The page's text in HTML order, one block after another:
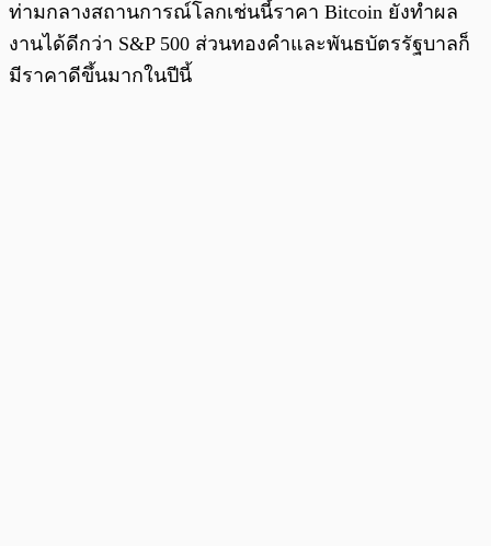
ท่ามกลางสถานการณ์โลกเช่นนี้ราคา Bitcoin ยังทำผล
งานได้ดีกว่า S&P 500 ส่วนทองคำและพันธบัตรรัฐบาลก็
มีราคาดีขึ้นมากในปีนี้